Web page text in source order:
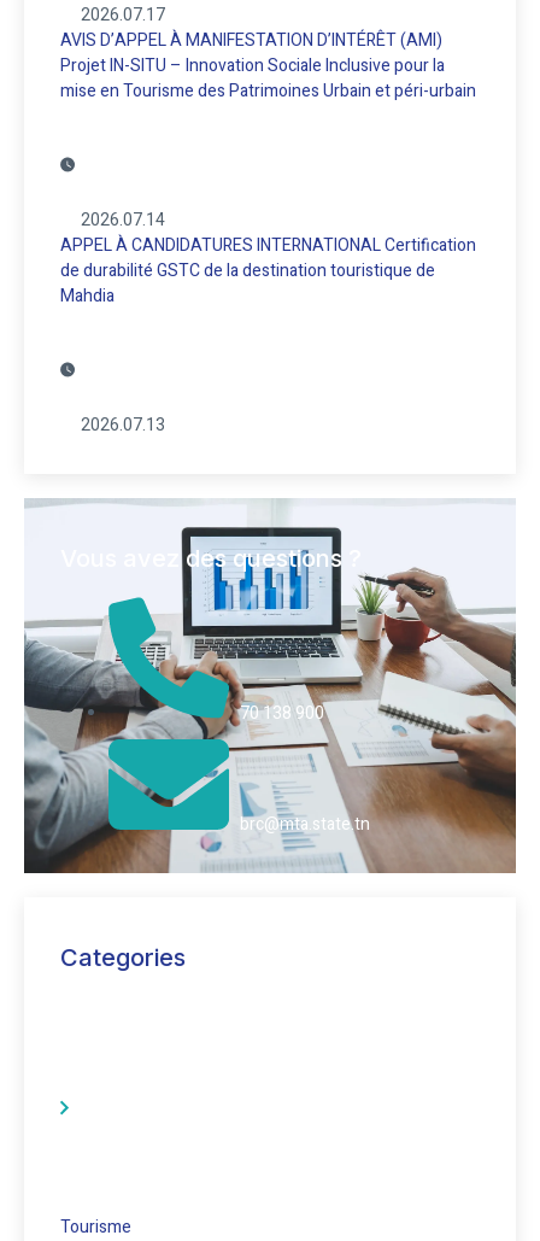
2026.07.17
AVIS D’APPEL À MANIFESTATION D’INTÉRÊT (AMI)
Projet IN-SITU – Innovation Sociale Inclusive pour la
mise en Tourisme des Patrimoines Urbain et péri-urbain
2026.07.14
APPEL À CANDIDATURES INTERNATIONAL Certification
de durabilité GSTC de la destination touristique de
Mahdia
2026.07.13
Vous avez des questions ?
70 138 900
brc@mta.state.tn
Categories
Tourisme